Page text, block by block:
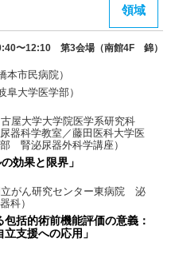
領域
〜12:10 第3会場（南館4F 錦）
本市民病院）
阜大学医学部）
古屋大学大学院医学系研究科
器科学教室／藤田医科大学医
腎泌尿器外科学講座）
効果と限界」
立がん研究センター東病院 泌
科）
包括的術前機能評価の意義：
支援への応用」